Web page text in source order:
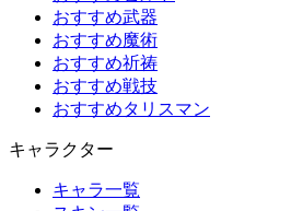
おすすめ武器
おすすめ魔術
おすすめ祈祷
おすすめ戦技
おすすめタリスマン
キャラクター
キャラ一覧